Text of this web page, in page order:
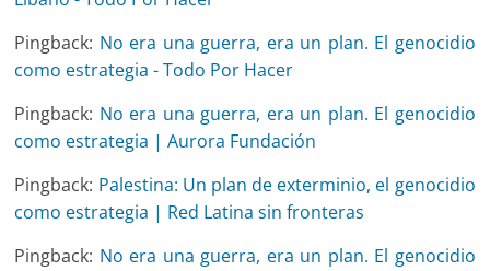
Pingback: No era una guerra, era un plan. El genocidio
como estrategia - Todo Por Hacer
Pingback: No era una guerra, era un plan. El genocidio
como estrategia | Aurora Fundación
Pingback: Palestina: Un plan de exterminio, el genocidio
como estrategia | Red Latina sin fronteras
Pingback: No era una guerra, era un plan. El genocidio